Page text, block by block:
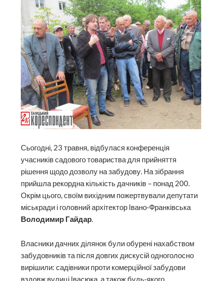
Сьогодні, 23 травня, відбулася конференція
учасників садового товариства для прийняття
рішення щодо дозволу на забудову. На зібрання
прийшла рекордна кількість дачників – понад 200.
Окрім цього, своїм вихідним пожертвували депутати
міськради і головний архітектор Івано-Франківська
Володимир Гайдар.
Власники дачних ділянок були обурені нахабством
забудовників та після довгих дискусій одноголосно
вирішили: садівники проти комерційної забудови